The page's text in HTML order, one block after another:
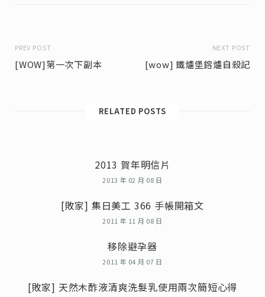
PREV POST
[WOW]第一次下副本
NEXT POST
[wow] 鐵爐堡鎔爐自殺記
RELATED POSTS
2013 賀年明信片
2013 年 02 月 08 日
[敗家] 集日美工 366 手帳開箱文
2011 年 11 月 08 日
移除避孕器
2011 年 04 月 07 日
[敗家] 天然木酢液清爽洗髮乳使用兩次簡短心得